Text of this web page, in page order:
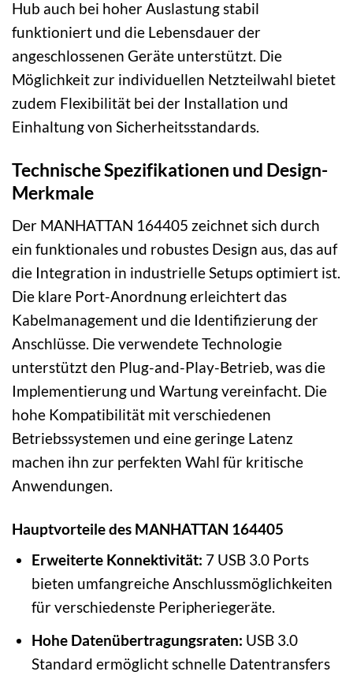
Hub auch bei hoher Auslastung stabil
funktioniert und die Lebensdauer der
angeschlossenen Geräte unterstützt. Die
Möglichkeit zur individuellen Netzteilwahl bietet
zudem Flexibilität bei der Installation und
Einhaltung von Sicherheitsstandards.
Technische Spezifikationen und Design-
Merkmale
Der MANHATTAN 164405 zeichnet sich durch
ein funktionales und robustes Design aus, das auf
die Integration in industrielle Setups optimiert ist.
Die klare Port-Anordnung erleichtert das
Kabelmanagement und die Identifizierung der
Anschlüsse. Die verwendete Technologie
unterstützt den Plug-and-Play-Betrieb, was die
Implementierung und Wartung vereinfacht. Die
hohe Kompatibilität mit verschiedenen
Betriebssystemen und eine geringe Latenz
machen ihn zur perfekten Wahl für kritische
Anwendungen.
Hauptvorteile des MANHATTAN 164405
Erweiterte Konnektivität: 7 USB 3.0 Ports
bieten umfangreiche Anschlussmöglichkeiten
für verschiedenste Peripheriegeräte.
Hohe Datenübertragungsraten: USB 3.0
Standard ermöglicht schnelle Datentransfers